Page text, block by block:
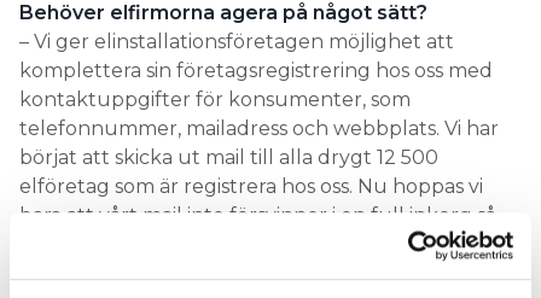
Behöver elfirmorna agera på något sätt?
– Vi ger elinstallationsföretagen möjlighet att
komplettera sin företagsregistrering hos oss med
kontaktuppgifter för konsumenter, som
telefonnummer, mailadress och webbplats. Vi har
börjat att skicka ut mail till alla drygt 12 500
elföretag som är registrera hos oss. Nu hoppas vi
bara att vårt mail inte försvinner i en full inkorg så
här i coronatider när många företag säkert har
annat att fokusera på. Men vi kan redan se att vi